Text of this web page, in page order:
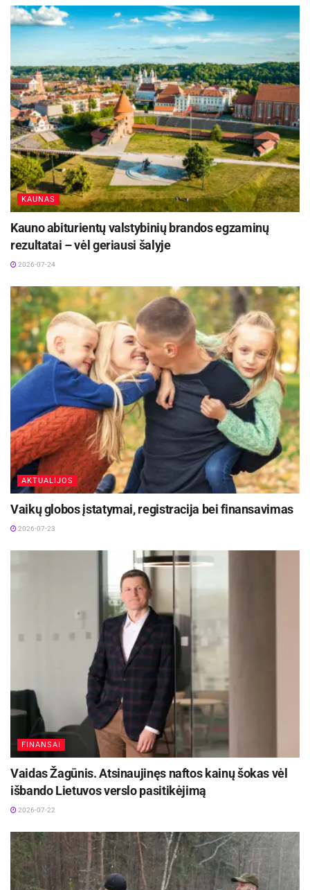
KAUNAS
Kauno abiturientų valstybinių brandos egzaminų
rezultatai – vėl geriausi šalyje
2026-07-24
AKTUALIJOS
Vaikų globos įstatymai, registracija bei finansavimas
2026-07-23
FINANSAI
Vaidas Žagūnis. Atsinaujinęs naftos kainų šokas vėl
išbando Lietuvos verslo pasitikėjimą
2026-07-22